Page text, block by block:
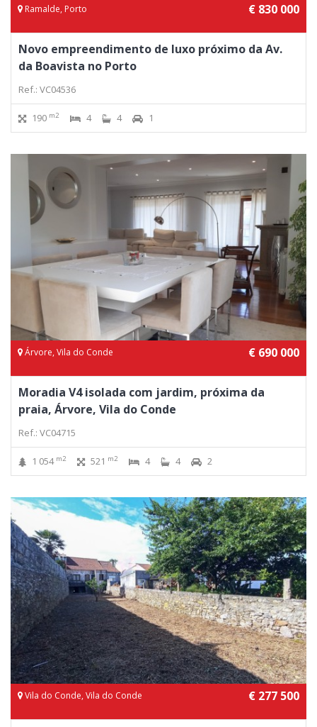
Ramalde, Porto € 830 000
Novo empreendimento de luxo próximo da Av.
da Boavista no Porto
Ref.: VC04536
190 m2 4 4 1
Árvore, Vila do Conde € 690 000
Moradia V4 isolada com jardim, próxima da
praia, Árvore, Vila do Conde
Ref.: VC04715
1 054 m2 521 m2 4 4 2
Vila do Conde, Vila do Conde € 277 500